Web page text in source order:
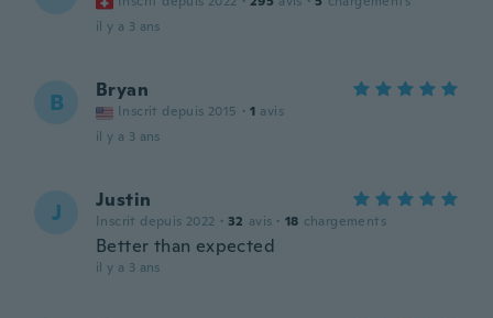
il y a 3 ans
B Bryan
Inscrit depuis 2015 · 1 avis
il y a 3 ans
J Justin
Inscrit depuis 2022 · 32 avis · 18 chargements
Better than expected
il y a 3 ans